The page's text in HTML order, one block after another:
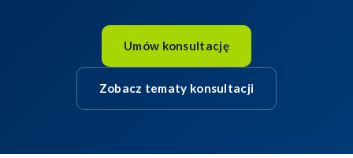
Umów konsultację
Zobacz tematy konsultacji